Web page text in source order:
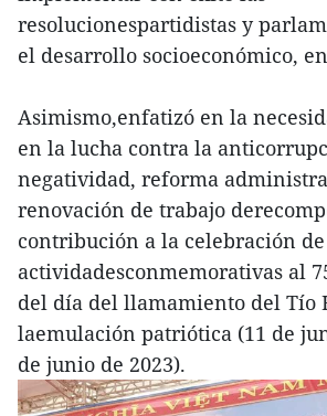
resolucionespartidistas y
el desarrollo socioeconómico,
Asimismo,enfatizó en la
en la lucha contra la
negatividad, reforma
renovación de trabajo
contribución a la celebración
actividadesconmemorativas al
del día del llamamiento del Tío
laemulación patriótica (11 de
de junio de 2023).